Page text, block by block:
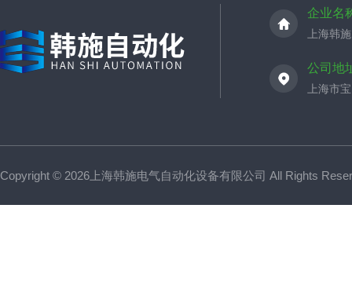
企业名
上海韩
公司地
上海市
Copyright © 2026上海韩施电气自动化设备有限公司 All Rights